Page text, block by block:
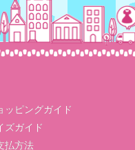
ッピングガイド
ズガイド
払方法